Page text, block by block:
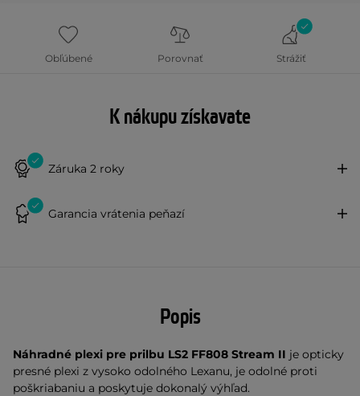
Obľúbené Porovnať Strážiť
K nákupu získavate
Záruka 2 roky
Garancia vrátenia peňazí
Popis
Náhradné plexi pre prilbu LS2 FF808 Stream II je opticky
presné plexi z vysoko odolného Lexanu, je odolné proti
poškriabaniu a poskytuje dokonalý výhľad.